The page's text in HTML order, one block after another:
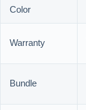
Color
Warranty
Bundle